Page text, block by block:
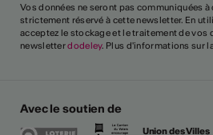
Vos données ne seront pas communiquées
strictement réservé à cette newsletter. En
acceptez le stockage et le traitement de vos
newsletterdodeley. Plus d'informations sur
Avec le soutien de
Union des Villes